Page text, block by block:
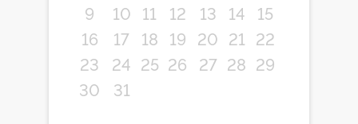
9
10 11 12 13 14
15
16
17 18 19 20 21
22
23
24 25 26 27 28 29
30
31